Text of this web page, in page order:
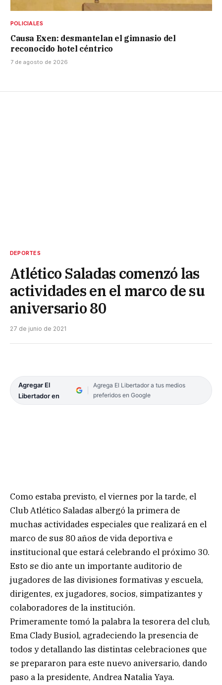
POLICIALES
Causa Exen: desmantelan el gimnasio del
reconocido hotel céntrico
7 de agosto de 2026
DEPORTES
Atlético Saladas comenzó las
actividades en el marco de su
aniversario 80
27 de junio de 2021
Agregar El
Libertador en
Agrega El Libertador a tus medios
preferidos en Google
Como estaba previsto, el viernes por la tarde, el
Club Atlético Saladas albergó la primera de
muchas actividades especiales que realizará en el
marco de sus 80 años de vida deportiva e
institucional que estará celebrando el próximo 30.
Esto se dio ante un importante auditorio de
jugadores de las divisiones formativas y escuela,
dirigentes, ex jugadores, socios, simpatizantes y
colaboradores de la institución.
Primeramente tomó la palabra la tesorera del club,
Ema Clady Busiol, agradeciendo la presencia de
todos y detallando las distintas celebraciones que
se prepararon para este nuevo aniversario, dando
paso a la presidente, Andrea Natalia Yaya.